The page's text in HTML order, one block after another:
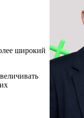
широкий